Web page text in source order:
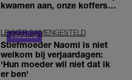
kwamen aan, onze koffers
LEKKER SAMENGESTELD
Stiefmoeder Naomi is niet
welkom bij verjaardagen:
'Hun moeder wil niet dat ik
er ben'